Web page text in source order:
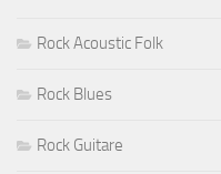
Rock Acoustic Folk
Rock Blues
Rock Guitare